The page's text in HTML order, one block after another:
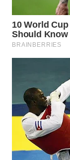
KARAWANG
WN
BOGOR
WN
DEPOK